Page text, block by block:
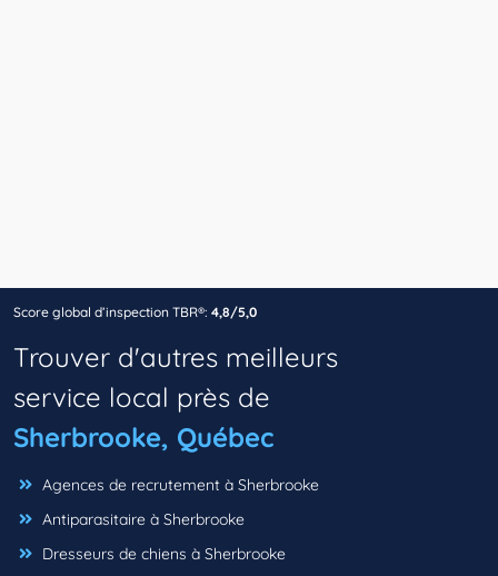
Score global d’inspection TBR®: 4,8/5,0
Trouver d'autres meilleurs
service local près de
Sherbrooke, Québec
Agences de recrutement à Sherbrooke
Antiparasitaire à Sherbrooke
Dresseurs de chiens à Sherbrooke